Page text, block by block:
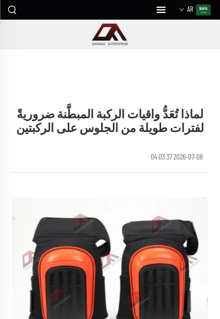
AR
لماذا تُعَدُّ واقيات الركبة المبطَّنة ضروريةً
لفترات طويلة من الجلوس على الركبتين
2026-07-06 04:03:37